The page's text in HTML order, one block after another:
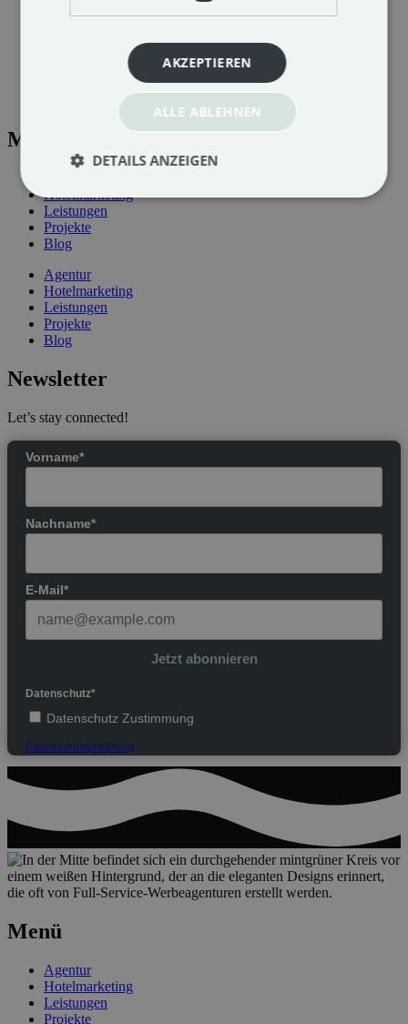
Menü
Hotelmarketing
Leistungen
Projekte
Blog
Agentur
Hotelmarketing
Leistungen
Projekte
Blog
Newsletter
Let’s stay connected!
Vorname*
Nachname*
E-Mail*
Jetzt abonnieren
Datenschutz*
Datenschutz Zustimmung
Datenschutzerklärung
Menü
Agentur
Hotelmarketing
Leistungen
Projekte
AKZEPTIEREN
ALLE ABLEHNEN
DETAILS ANZEIGEN